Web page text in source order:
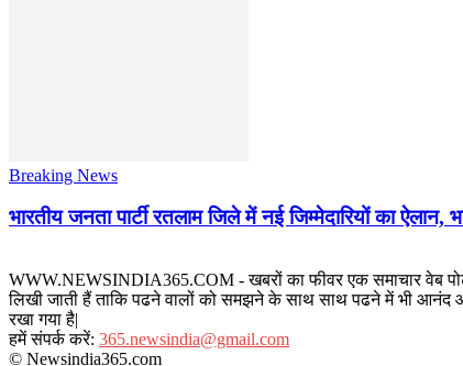
Breaking News
भारतीय जनता पार्टी रतलाम जिले में नई जिम्मेदारियों का ऐलान,
WWW.NEWSINDIA365.COM - खबरों का फीवर एक समाचार वेब
लिखी जाती हैं ताकि पढने वालों को समझने के साथ साथ पढने में भी आनंद
रखा गया है|
हमें संपर्क करें: 365.newsindia@gmail.com
© Newsindia365.com